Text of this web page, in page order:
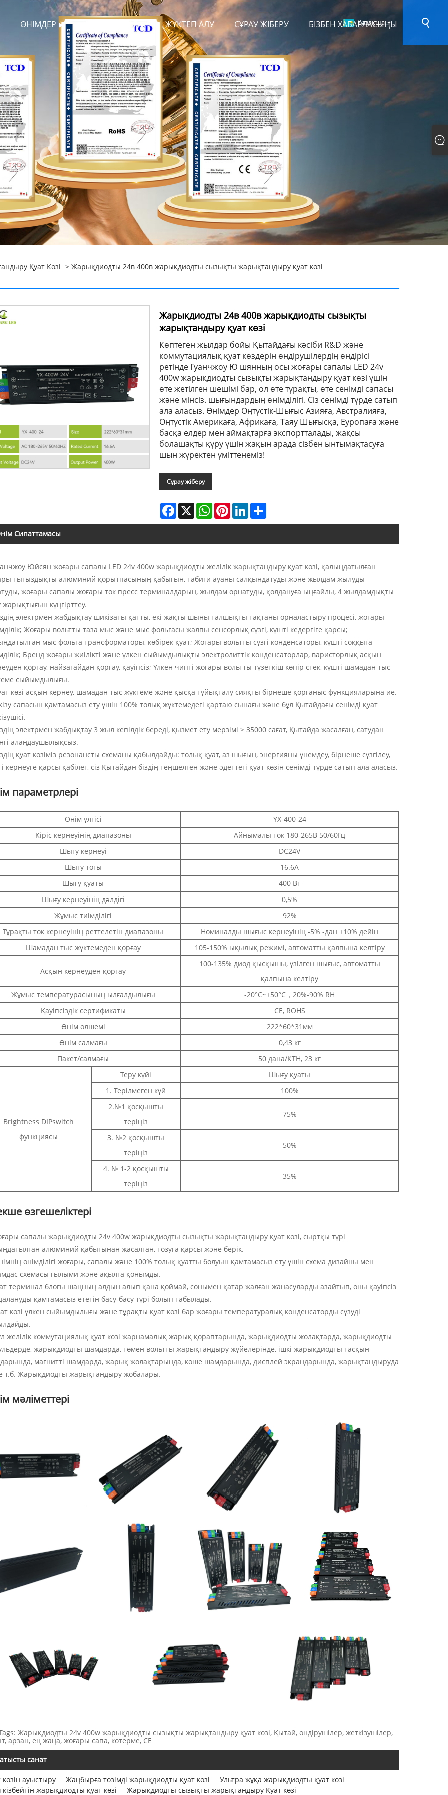
ӨНІМДЕР ЖАҢАЛЫҚТАР ЖҮКТЕП АЛУ СҰРАУ ЖІБЕРУ БІЗБЕН ХАБАРЛАСЫҢЫ
Қазақша
Қуат Көзі > Жарықдиодты 24в 400в жарықдиодты сызықты жарықтандыру қуат көзі
Жарықдиодты 24в 400в жарықдиодты сызықты
жарықтандыру қуат көзі
Көптеген жылдар бойы Қытайдағы кәсіби R&D және
коммутациялық қуат көздерін өндірушілердің өндірісі
ретінде Гуанчжоу Ю шянның осы жоғары сапалы LED 24v
400w жарықдиодты сызықты жарықтандыру қуат көзі үшін
өте жетілген шешімі бар, ол өте тұрақты, өте сенімді сапасы
және мінсіз. шығындардың өнімділігі. Сіз сенімді түрде сатып
ала аласыз. Өнімдер Оңтүстік-Шығыс Азияға, Австралияға,
Оңтүстік Америкаға, Африкаға, Таяу Шығысқа, Еуропаға және
басқа елдер мен аймақтарға экспортталады, жақсы
болашақты құру үшін жақын арада сізбен ынтымақтасуға
шын жүректен үміттенеміз!
Сұрау жіберу
Facebook
X WhatsAppPinterestLinkedInShare
Сипаттамасы
Юйсян жоғары сапалы LED 24v 400w жарықдиодты желілік жарықтандыру қуат көзі, қалыңдатылған
тығыздықты алюминий қорытпасының қабығын, табиғи ауаны салқындатуды және жылдам жылуды
жоғары сапалы жоғары ток пресс терминалдарын, жылдам орнатуды, қолдануға ыңғайлы, 4 жылдамдықты
жарықтығын күңгірттеу.
электрмен жабдықтау шикізаты қатты, екі жақты шыны талшықты тақтаны орналастыру процесі, жоғары
Жоғары вольтты таза мыс және мыс фольгасы жалпы сенсорлық сүзгі, күшті кедергіге қарсы;
мыс фольга трансформаторы, көбірек қуат; Жоғары вольтты сүзгі конденсаторы, күшті соққыға
Бренд жоғары жиілікті және үлкен сыйымдылықты электролиттік конденсаторлар, варисторлық асқын
қорғау, найзағайдан қорғау, қауіпсіз; Үлкен чипті жоғары вольтты түзеткіш көпір стек, күшті шамадан тыс
сыйымдылығы.
көзі асқын кернеу, шамадан тыс жүктеме және қысқа тұйықталу сияқты бірнеше қорғаныс функцияларына ие.
сапасын қамтамасыз ету үшін 100% толық жүктемедегі қартаю сынағы және бұл Қытайдағы сенімді қуат
электрмен жабдықтау 3 жыл кепілдік береді, қызмет ету мерзімі > 35000 сағат, Қытайда жасалған, сатудан
алаңдаушылықсыз.
қуат көзіміз резонансты схеманы қабылдайды: толық қуат, аз шығын, энергияны үнемдеу, бірнеше сүзгілеу,
кернеуге қарсы қабілет, сіз Қытайдан біздің теңшелген және әдеттегі қуат көзін сенімді түрде сатып ала аласыз.
параметрлері
Өнім үлгісі
YX-400-24
Кіріс кернеуінің диапазоны
Айнымалы ток 180-265В 50/60Гц
Шығу кернеуі
DC24V
Шығу тогы
16.6A
Шығу қуаты
400 Вт
Шығу кернеуінің дәлдігі
0,5%
Жұмыс тиімділігі
92%
Тұрақты ток кернеуінің реттелетін диапазоны
Номиналды шығыс кернеуінің -5% -дан +10% дейін
Шамадан тыс жүктемеден қорғау
105-150% ықылық режимі, автоматты қалпына келтіру
Асқын кернеуден қорғау
100-135% диод қысқышы, үзілген шығыс, автоматты
қалпына келтіру
Жұмыс температурасының ылғалдылығы
-20°C~+50°C，20%-90% RH
Қауіпсіздік сертификаты
CE, ROHS
Өнім өлшемі
222*60*31мм
Өнім салмағы
0,43 кг
Пакет/салмағы
50 дана/КТН, 23 кг
Brightness DIPswitch
функциясы
Теру күйі
Шығу қуаты
1. Терілмеген күй
100%
2.№1 қосқышты
теріңіз
75%
3. №2 қосқышты
теріңіз
50%
4. № 1-2 қосқышты
теріңіз
35%
өзгешеліктері
сапалы жарықдиодты 24v 400w жарықдиодты сызықты жарықтандыру қуат көзі, сыртқы түрі
алюминий қабығынан жасалған, тозуға қарсы және берік.
өнімділігі жоғары, сапалы және 100% толық қуатты болуын қамтамасыз ету үшін схема дизайны мен
схемасы ғылыми және ақылға қонымды.
терминал блогы шаңның алдын алып қана қоймай, сонымен қатар жалған жанасуларды азайтып, оны қауіпсіз
қамтамасыз ететін басу-басу түрі болып табылады.
көзі үлкен сыйымдылығы және тұрақты қуат көзі бар жоғары температуралық конденсаторды сүзуді
желілік коммутациялық қуат көзі жарнамалық жарық қораптарында, жарықдиодты жолақтарда, жарықдиодты
жарықдиодты шамдарда, төмен вольтты жарықтандыру жүйелерінде, ішкі жарықдиодты тасқын
магнитті шамдарда, жарық жолақтарында, көше шамдарында, дисплей экрандарында, жарықтандыруда
т.б. Жарықдиодты жарықтандыру жобалары.
мәліметтері
Жарықдиодты 24v 400w жарықдиодты сызықты жарықтандыру қуат көзі, Қытай, өндірушілер, жеткізушілер,
арзан, ең жаңа, жоғары сапа, көтерме, CE
санат
көзін ауыстыру Жаңбырға төзімді жарықдиодты қуат көзі
Ультра жұқа жарықдиодты қуат көзі
жарықдиодты қуат көзі
Жарықдиодты сызықты жарықтандыру Қуат көзі